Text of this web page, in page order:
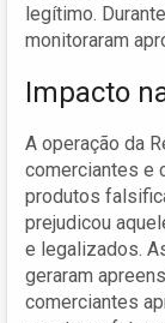
legítimo.
monitoraram
Impacto
A operação da
comerciantes e
produtos
prejudicou
e legalizados.
geraram
comerciantes